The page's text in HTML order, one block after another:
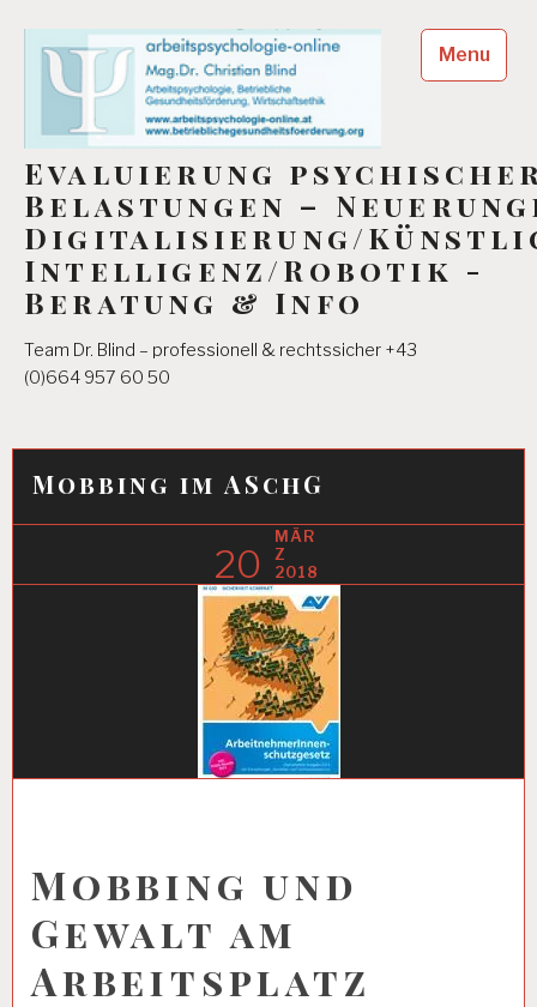
content
Evaluierung
Belastungen –
Digitalisierung/
Intelligenz/Robotik -
Beratung & Info
Team Dr. Blind – professionell & rechtssicher +43
(0)664 957 60 50
Menu
Mobbing im ASchG
20
MÄR
Z
2018
Mobbing und
Gewalt am
Arbeitsplatz